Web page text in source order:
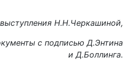
Н.Н.Черкашиной,
с подписью Д.Энтина
и Д.Боллинга.